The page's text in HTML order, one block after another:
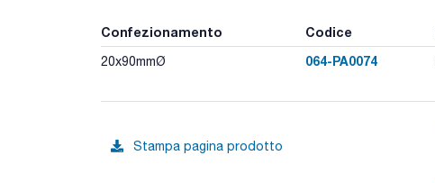
Confezionamento Codice
20x90mmØ 064-PA0074
Stampa pagina prodotto